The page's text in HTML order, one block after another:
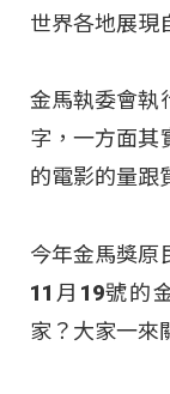
世界各地展現
金馬執委會執
字，一方面其
的電影的量跟
今年金馬獎原
11月19號的
家？大家一來